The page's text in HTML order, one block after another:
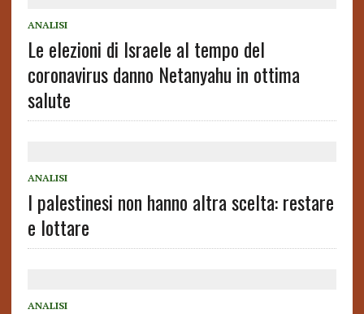
ANALISI
Le elezioni di Israele al tempo del
coronavirus danno Netanyahu in ottima
salute
ANALISI
I palestinesi non hanno altra scelta: restare
e lottare
ANALISI